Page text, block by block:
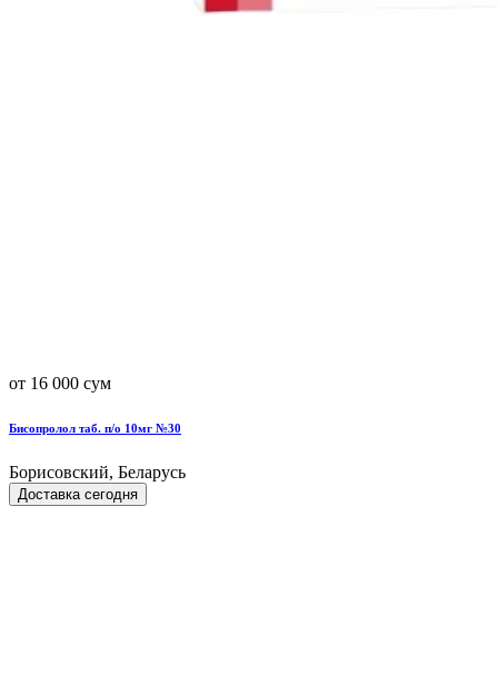
от 16 000 сум
Бисопролол таб. п/о 10мг №30
Борисовский, Беларусь
Доставка сегодня